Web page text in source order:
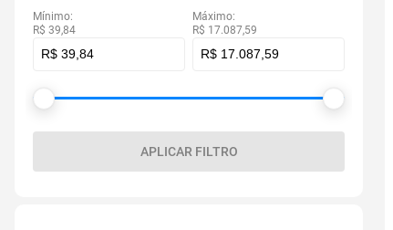
Mínimo:
R$ 39,84
Máximo:
R$ 17.087,59
APLICAR FILTRO